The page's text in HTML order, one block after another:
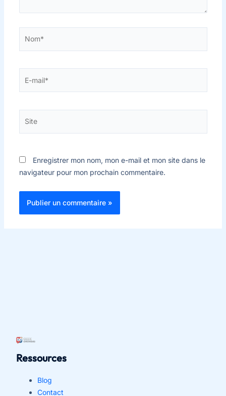
mail*
Enregistrer mon nom, mon e-mail et mon site dans le
navigateur pour mon prochain commentaire.
Ressources
Blog
Contact